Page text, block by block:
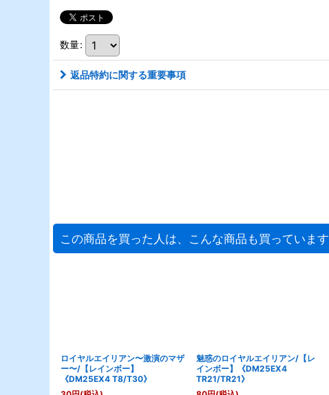
数量:
返品特約に関する重要事項
この商品を買った人は、こんな商品も買っています
ロイヤルエイリアン〜激演のマザ
ー〜/【レインボー】
《DM25EX4 T8/T30》
魅惑のロイヤルエイリアン/【レ
インボー】《DM25EX4
TR21/TR21》